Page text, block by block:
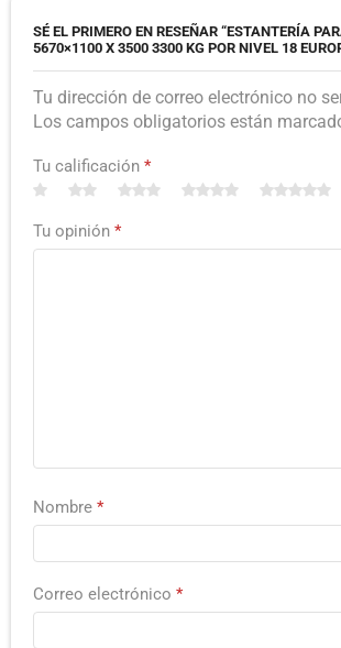
SÉ EL PRIMERO EN RESEÑAR “ESTANTERÍA
5670×1100 X 3500 3300 KG POR NIVEL 18
Tu dirección de correo electrónico no
Los campos obligatorios están
Tu calificación *
Tu opinión *
Nombre *
Correo electrónico *